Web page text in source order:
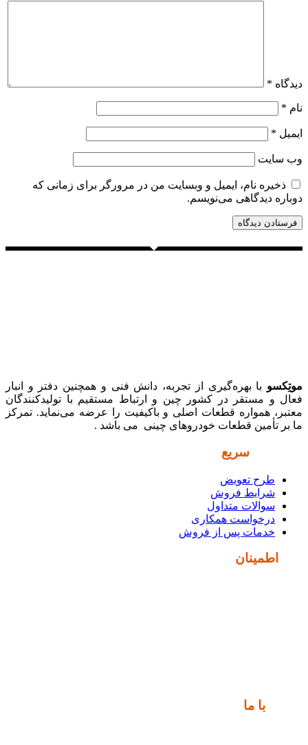
دیدگاه *
نام *
ایمیل *
وب‌ سایت
ذخیره نام، ایمیل و وبسایت من در مرورگر برای زمانی که
دوباره دیدگاهی می‌نویسم.
موتِکسو با بهره‌گیری از تجربه، دانش فنی و همچنین دفتر و انبار
فعال و مستقر در کشور چین و ارتباط مستقیم با تولیدکنندگان
معتبر، همواره قطعات اصلی و باکیفیت را عرضه می‌نماید. تمرکز
ما بر تأمین قطعات خودروهای چینی می باشد .
سریع
طرح تعویض
شرایط فروش
سوالات متداول
درخواست همکاری
خدمات پس از فروش
اطمینان
با ما